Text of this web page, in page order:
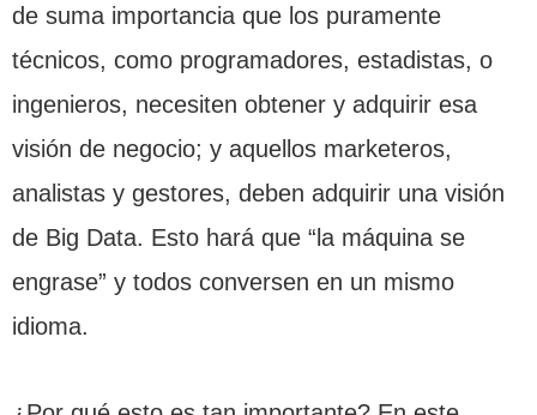
de suma importancia que los puramente
técnicos, como programadores, estadistas, o
ingenieros, necesiten obtener y adquirir esa
visión de negocio; y aquellos marketeros,
analistas y gestores, deben adquirir una visión
de Big Data. Esto hará que “la máquina se
engrase” y todos conversen en un mismo
idioma.